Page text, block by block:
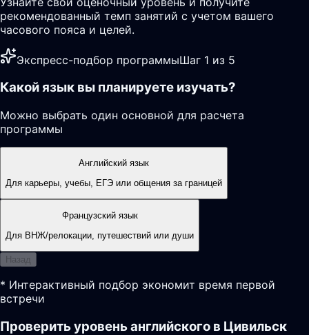
рекомендованный темп занятий с учетом вашего
часового пояса и целей.
Экспресс-подбор программыШаг 1 из 5
Какой язык вы планируете изучать?
Можно выбрать один основной для расчета
программы
Английский язык
Для карьеры, учебы, ЕГЭ или общения за границей
Французский язык
Для ВНЖ/релокации, путешествий или души
Назад
* Интерактивный подбор экономит время первой
встречи
Проверить уровень английского в Цивильск